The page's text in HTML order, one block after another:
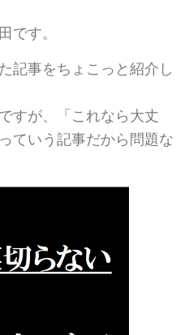
です。
記事をちょこっと紹介し
すが、「これなら大丈
ていう記事だから問題な